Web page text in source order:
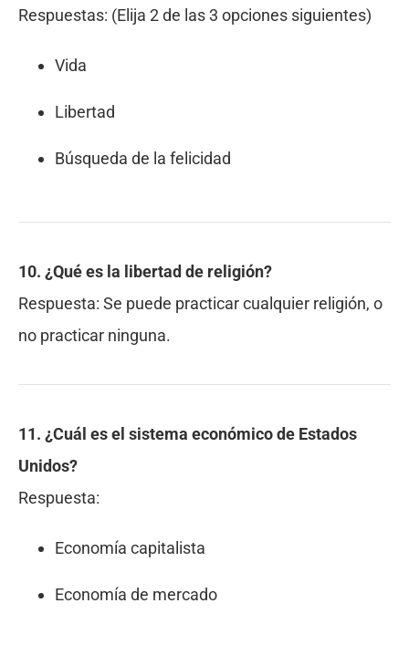
Respuestas: (Elija 2 de las 3 opciones siguientes)
Vida
Libertad
Búsqueda de la felicidad
10. ¿Qué es la libertad de religión?
Respuesta: Se puede practicar cualquier religión, o
no practicar ninguna.
11. ¿Cuál es el sistema económico de Estados
Unidos?
Respuesta:
Economía capitalista
Economía de mercado